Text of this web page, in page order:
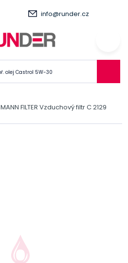
info@runder.cz
MANN FILTER Vzduchový filtr C 2129